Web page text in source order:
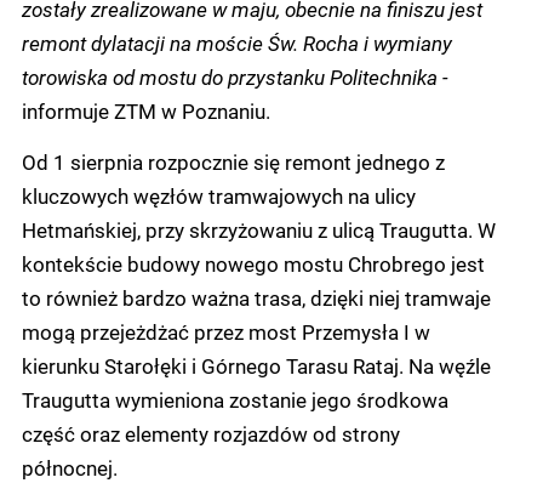
zostały zrealizowane w maju, obecnie na finiszu jest
remont dylatacji na moście Św. Rocha i wymiany
torowiska od mostu do przystanku Politechnika -
informuje ZTM w Poznaniu.
Od 1 sierpnia rozpocznie się remont jednego z
kluczowych węzłów tramwajowych na ulicy
Hetmańskiej, przy skrzyżowaniu z ulicą Traugutta. W
kontekście budowy nowego mostu Chrobrego jest
to również bardzo ważna trasa, dzięki niej tramwaje
mogą przejeżdżać przez most Przemysła I w
kierunku Starołęki i Górnego Tarasu Rataj. Na węźle
Traugutta wymieniona zostanie jego środkowa
część oraz elementy rozjazdów od strony
północnej.